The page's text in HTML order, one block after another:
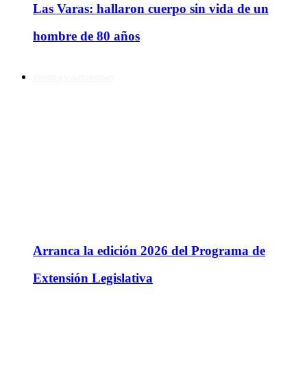
Las Varas: hallaron cuerpo sin vida de un
hombre de 80 años
Arranca la edición 2026 del Programa de
Extensión Legislativa